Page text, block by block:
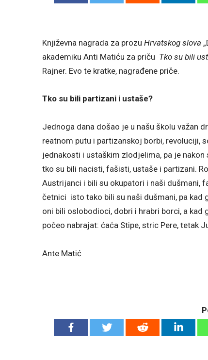
Književna nagrada za prozu Hrvatskog slova
akademiku Anti Matiću za priču Tko su bili
Rajner. Evo te kratke, nagrađene priče.
Tko su bili partizani i ustaše?
Jednoga dana došao je u našu školu važan
reatnom putu i partizanskoj borbi, revoluciji,
jednakosti i ustaškim zlodjelima, pa je
tko su bili nacisti, fašisti, ustaše i partizani.
Austrijanci i bili su okupatori i naši dušmani,
četnici isto tako bili su naši dušmani, pa kad
oni bili oslobodioci, dobri i hrabri borci, a
počeo nabrajat: ćaća Stipe, stric Pere, tetak
Ante Matić